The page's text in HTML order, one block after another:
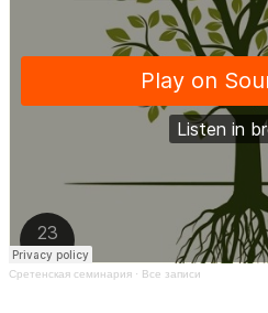
Сретенская семинария · Все записи